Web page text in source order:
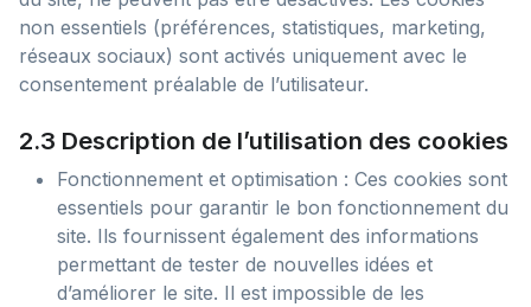
non essentiels (préférences, statistiques, marketing,
réseaux sociaux) sont activés uniquement avec le
consentement préalable de l’utilisateur.
2.3 Description de l’utilisation des cookies
Fonctionnement et optimisation : Ces cookies sont
essentiels pour garantir le bon fonctionnement du
site. Ils fournissent également des informations
permettant de tester de nouvelles idées et
d’améliorer le site. Il est impossible de les